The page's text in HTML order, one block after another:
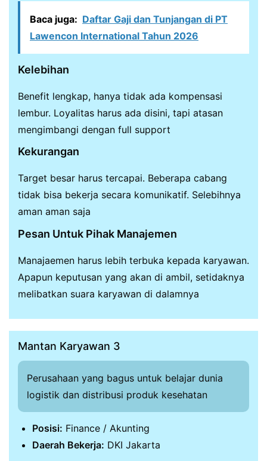
Baca juga: Daftar Gaji dan Tunjangan di PT
Lawencon International Tahun 2026
Kelebihan
Benefit lengkap, hanya tidak ada kompensasi
lembur. Loyalitas harus ada disini, tapi atasan
mengimbangi dengan full support
Kekurangan
Target besar harus tercapai. Beberapa cabang
tidak bisa bekerja secara komunikatif. Selebihnya
aman aman saja
Pesan Untuk Pihak Manajemen
Manajaemen harus lebih terbuka kepada karyawan.
Apapun keputusan yang akan di ambil, setidaknya
melibatkan suara karyawan di dalamnya
Mantan Karyawan 3
Perusahaan yang bagus untuk belajar dunia
logistik dan distribusi produk kesehatan
Posisi: Finance / Akunting
Daerah Bekerja: DKI Jakarta